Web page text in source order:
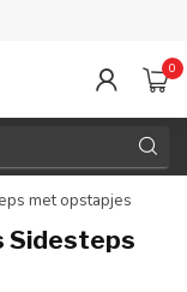
0
met opstapjes
Sidesteps